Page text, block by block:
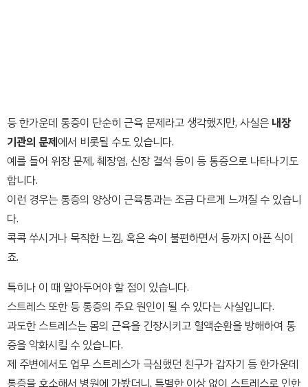
등 한가운데 통증이 단순히 근육 문제라고 생각했지만, 사실은 내장
기관의 문제에서 비롯될 수도 있습니다.
예를 들어 위장 문제, 췌장염, 신장 결석 등이 등 통증으로 나타나기도
합니다.
이런 경우는 통증의 양상이 근육통과는 조금 다르게 느껴질 수 있습니
다.
콕콕 쑤시거나 묵직한 느낌, 혹은 속이 불편하면서 등까지 아픈 식이
죠.
특히나 이 때 알아두어야 할 점이 있습니다.
스트레스 또한 등 통증의 주요 원인이 될 수 있다는 사실입니다.
과도한 스트레스는 몸의 근육을 긴장시키고 혈액순환을 방해하여 통
증을 악화시킬 수 있습니다.
제 주변에서도 업무 스트레스가 극심했던 친구가 갑자기 등 한가운데
통증을 호소해서 병원에 가봤더니, 특별한 이상 없이 스트레스로 인한